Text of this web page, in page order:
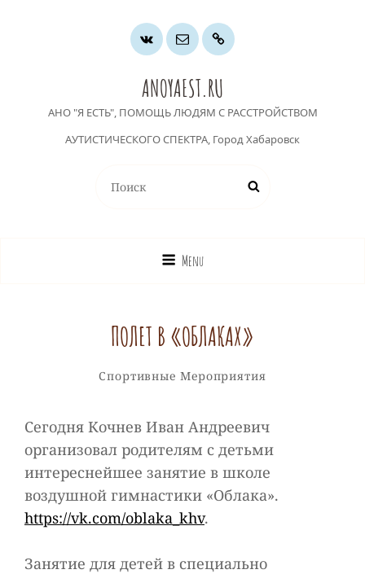
Группа
ВК
ПочтаХочу
помочь
ANOYAEST.RU
АНО "Я ЕСТЬ", ПОМОЩЬ ЛЮДЯМ С РАССТРОЙСТВОМ
АУТИСТИЧЕСКОГО СПЕКТРА, Город Хабаровск
Поиск
Menu
ПОЛЕТ В «ОБЛАКАХ»
Рубрики
Спортивные Мероприятия
Сегодня Кочнев Иван Андреевич
организовал родителям с детьми
интереснейшее занятие в школе
воздушной гимнастики «Облака».
https://vk.com/oblaka_khv.
Занятие для детей в специально